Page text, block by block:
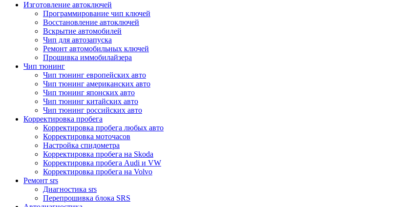
Изготовление автоключей
Программирование чип ключей
Восстановление автоключей
Вскрытие автомобилей
Чип для автозапуска
Ремонт автомобильных ключей
Прошивка иммобилайзера
Чип тюнинг
Чип тюнинг европейских авто
Чип тюнинг американских авто
Чип тюнинг японских авто
Чип тюнинг китайских авто
Чип тюнинг российских авто
Корректировка пробега
Корректировка пробега любых авто
Корректировка моточасов
Настройка спидометра
Корректировка пробега на Skoda
Корректировка пробега Audi и VW
Корректировка пробега на Volvo
Ремонт srs
Диагностика srs
Перепрошивка блока SRS